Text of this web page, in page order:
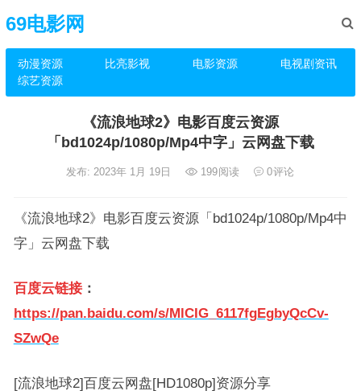
69电影网
动漫资源 比亮影视 电影资源
电视剧资讯
综艺资源
《流浪地球2》电影百度云资源
「bd1024p/1080p/Mp4中字」云网盘下载
发布: 2023年 1月 19日 199阅读 0评论
《流浪地球2》电影百度云资源「bd1024p/1080p/Mp4中
字」云网盘下载
百度云链接：
https://pan.baidu.com/s/MlCIG_6117fgEgbyQcCv-
SZwQe
[流浪地球2]百度云网盘[HD1080p]资源分享